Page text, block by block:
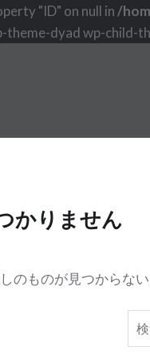
"ID" on null in/
theme-dyad wp-child-
かりません
のものが見つからな
検
索: